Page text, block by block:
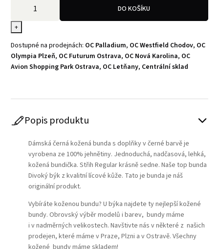
+
DO KOŠÍKU
Dostupné na prodejnách: OC Palladium, OC Westfield Chodov, OC
Olympia Plzeň, OC Futurum Ostrava, OC Nová Karolina, OC
Avion Shopping Park Ostrava, OC Letňany, Centrální sklad
Popis produktu
Dámská černá kožená bunda s doplňky v černé barvě je
vyrobena ze 100% jehnětiny. Jednoduchá, nadčasová, lehká,
kožená bundička. Střih Regular krásně sedne. Naše top bunda
Divoký býk z kvalitní lícové kůže. Tato je bunda je náš
originální produkt.
Vybíráte koženou bundu? U býka najdete ty nejlepší kožené
bundy. Obrovský výběr modelů i barev, bundy máme
i v nadměrných velikostech. Navštivte nás v některé z našich
prodejen, které máme v Praze, Plzni a v Ostravě. Všechny
kožené bundy máme skladem!